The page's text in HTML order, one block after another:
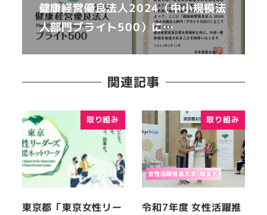
健康経営優良法人2024（中小規模法
人部門ブライト500）に…
関連記事
取り組み
東京都「東京女性リー
取り組み
令和7年度 女性活躍推